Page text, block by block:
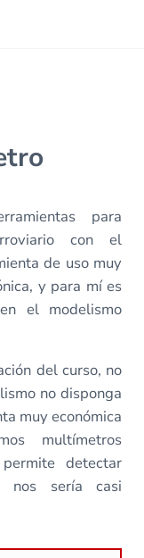
para
con el
de uso muy
y para mí es
el modelismo
del curso, no
no disponga
muy económica
multímetros
detectar
nos sería casi